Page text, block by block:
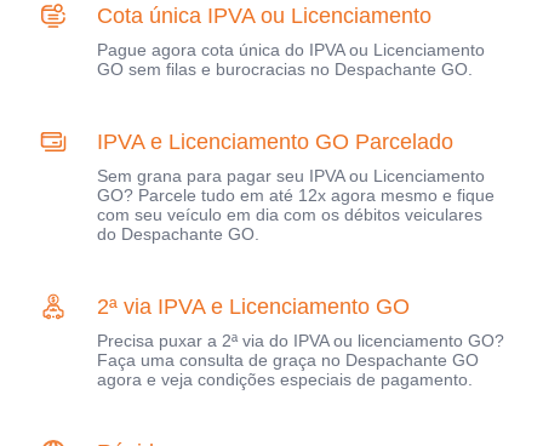
Cota única IPVA ou Licenciamento
Pague agora cota única do IPVA ou Licenciamento
GO sem filas e burocracias no Despachante GO.
IPVA e Licenciamento GO Parcelado
Sem grana para pagar seu IPVA ou Licenciamento
GO? Parcele tudo em até 12x agora mesmo e fique
com seu veículo em dia com os débitos veiculares
do Despachante GO.
2ª via IPVA e Licenciamento GO
Precisa puxar a 2ª via do IPVA ou licenciamento GO?
Faça uma consulta de graça no Despachante GO
agora e veja condições especiais de pagamento.